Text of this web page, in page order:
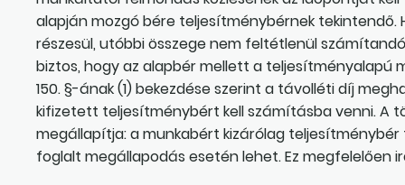
alapján mozgó bére teljesítménybérnek tekintendő.
részesül, utóbbi összege nem feltétlenül
biztos, hogy az alapbér mellett a teljesítményalapú
150. §-ának (1) bekezdése szerint a távolléti díj
kifizetett teljesítménybért kell számításba venni. A
megállapítja: a munkabért kizárólag
foglalt megállapodás esetén lehet. Ez megfelelően